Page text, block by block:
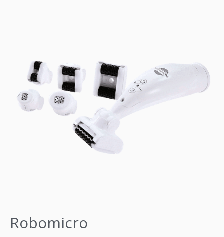
Robomicro